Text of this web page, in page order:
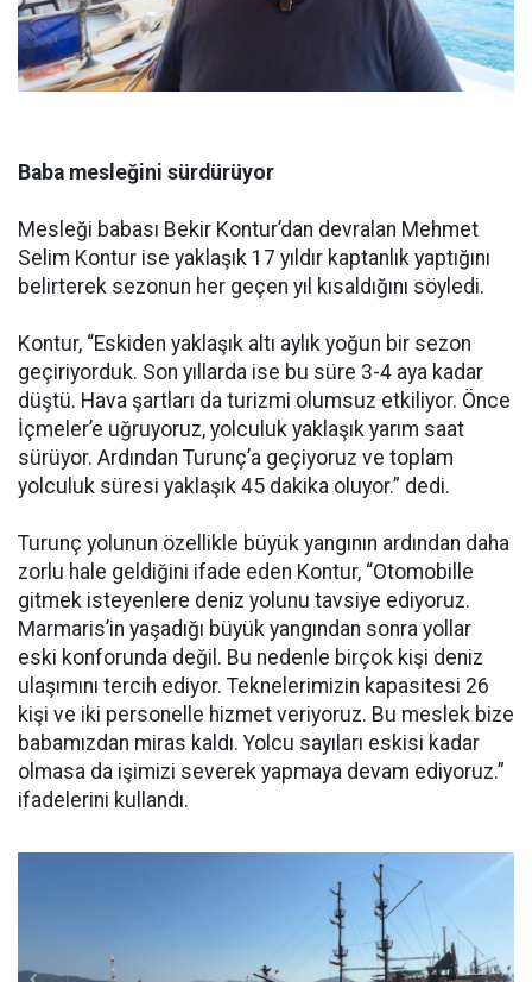
Baba mesleğini sürdürüyor
Mesleği babası Bekir Kontur’dan devralan Mehmet
Selim Kontur ise yaklaşık 17 yıldır kaptanlık yaptığını
belirterek sezonun her geçen yıl kısaldığını söyledi.
Kontur, “Eskiden yaklaşık altı aylık yoğun bir sezon
geçiriyorduk. Son yıllarda ise bu süre 3-4 aya kadar
düştü. Hava şartları da turizmi olumsuz etkiliyor. Önce
İçmeler’e uğruyoruz, yolculuk yaklaşık yarım saat
sürüyor. Ardından Turunç’a geçiyoruz ve toplam
yolculuk süresi yaklaşık 45 dakika oluyor.” dedi.
Turunç yolunun özellikle büyük yangının ardından daha
zorlu hale geldiğini ifade eden Kontur, “Otomobille
gitmek isteyenlere deniz yolunu tavsiye ediyoruz.
Marmaris’in yaşadığı büyük yangından sonra yollar
eski konforunda değil. Bu nedenle birçok kişi deniz
ulaşımını tercih ediyor. Teknelerimizin kapasitesi 26
kişi ve iki personelle hizmet veriyoruz. Bu meslek bize
babamızdan miras kaldı. Yolcu sayıları eskisi kadar
olmasa da işimizi severek yapmaya devam ediyoruz.”
ifadelerini kullandı.